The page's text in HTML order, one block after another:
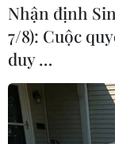
#Hỏa hoạn
#Khống chế
Nhận định
7/8): Cuộc
duy …